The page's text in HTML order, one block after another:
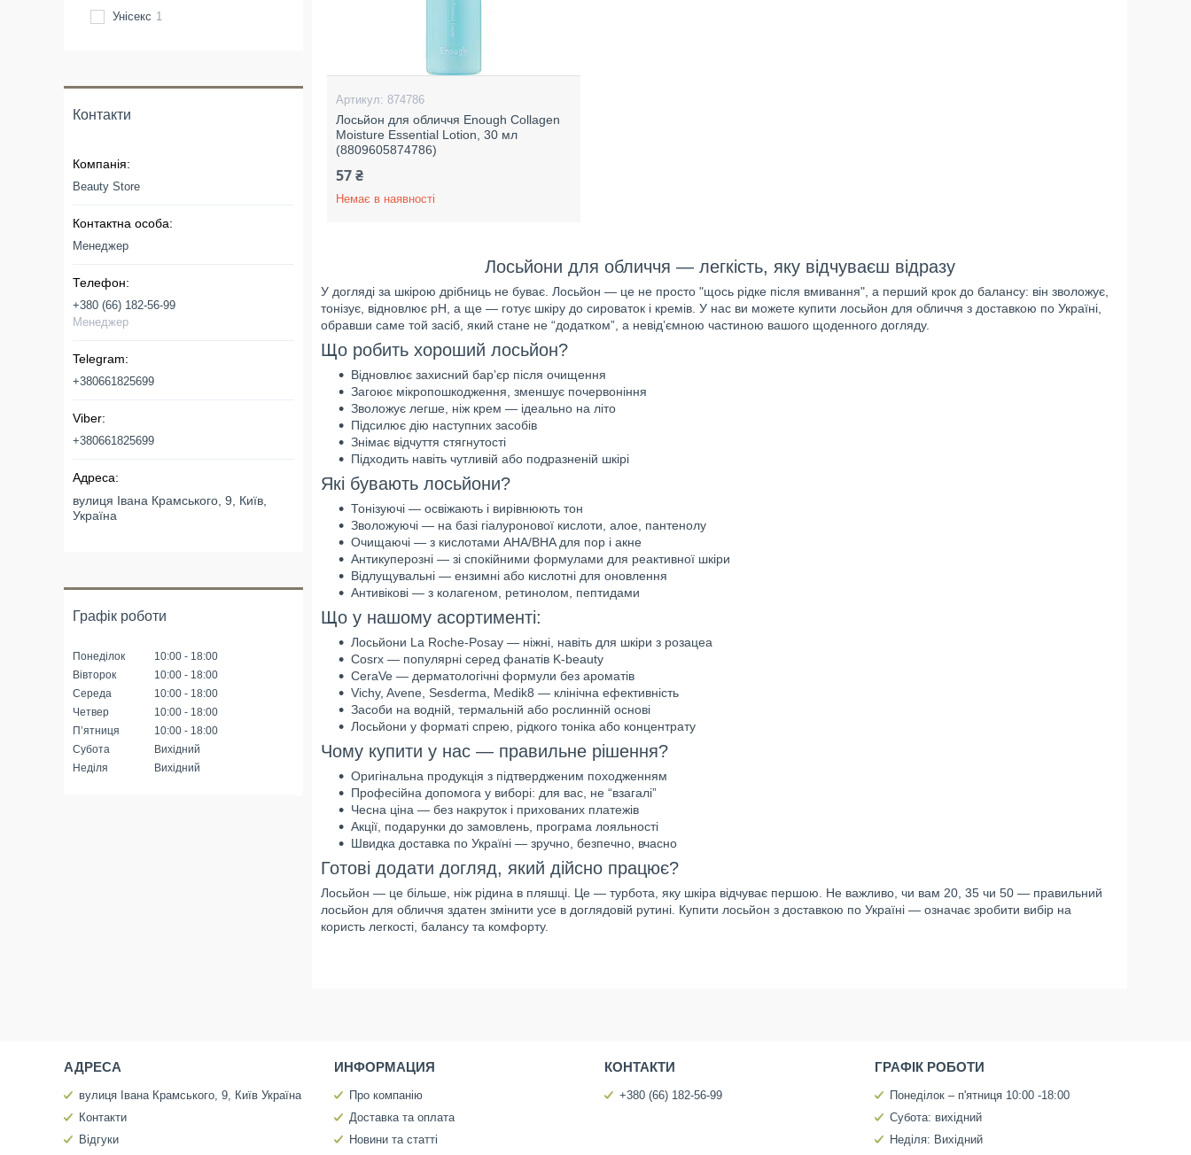
874786
Лосьйон для обличчя Enough Collagen
Moisture Essential Lotion, 30 мл
(8809605874786)
57 ₴
Немає в наявності
Лосьйони для обличчя — легкість, яку відчуваєш відразу
У догляді за шкірою дрібниць не буває. Лосьйон — це не просто "щось рідке після вмивання", а перший крок до балансу: він зволожує,
тонізує, відновлює pH, а ще — готує шкіру до сироваток і кремів. У нас ви можете купити лосьйон для обличчя з доставкою по Україні,
обравши саме той засіб, який стане не “додатком”, а невід’ємною частиною вашого щоденного догляду.
Що робить хороший лосьйон?
Відновлює захисний барʼєр після очищення
Загоює мікропошкодження, зменшує почервоніння
Зволожує легше, ніж крем — ідеально на літо
Підсилює дію наступних засобів
Знімає відчуття стягнутості
Підходить навіть чутливій або подразненій шкірі
Які бувають лосьйони?
Тонізуючі — освіжають і вирівнюють тон
Зволожуючі — на базі гіалуронової кислоти, алое, пантенолу
Очищаючі — з кислотами AHA/BHA для пор і акне
Антикуперозні — зі спокійними формулами для реактивної шкіри
Відлущувальні — ензимні або кислотні для оновлення
Антивікові — з колагеном, ретинолом, пептидами
Що у нашому асортименті:
Лосьйони La Roche-Posay — ніжні, навіть для шкіри з розацеа
Cosrx — популярні серед фанатів K-beauty
CeraVe — дерматологічні формули без ароматів
Vichy, Avene, Sesderma, Medik8 — клінічна ефективність
Засоби на водній, термальній або рослинній основі
Лосьйони у форматі спрею, рідкого тоніка або концентрату
Чому купити у нас — правильне рішення?
Оригінальна продукція з підтвердженим походженням
Професійна допомога у виборі: для вас, не “взагалі”
Чесна ціна — без накруток і прихованих платежів
Акції, подарунки до замовлень, програма лояльності
Швидка доставка по Україні — зручно, безпечно, вчасно
Готові додати догляд, який дійсно працює?
Лосьйон — це більше, ніж рідина в пляшці. Це — турбота, яку шкіра відчуває першою. Не важливо, чи вам 20, 35 чи 50 — правильний
лосьйон для обличчя здатен змінити усе в доглядовій рутині. Купити лосьйон з доставкою по Україні — означає зробити вибір на
користь легкості, балансу та комфорту.
Унісекс 1
Контакти
Beauty Store
Менеджер
+380 (66) 182-56-99
Менеджер
+380661825699
+380661825699
вулиця Івана Крамського, 9, Київ,
Україна
Графік роботи
Понеділок 10:00
18:00
Вівторок
10:00
18:00
Середа
10:00
18:00
Четвер
10:00
18:00
Пʼятниця
10:00
18:00
Субота
Вихідний
Неділя
Вихідний
АДРЕСА
вулиця Івана Крамського, 9, Київ Україна
Контакти
Відгуки
ИНФОРМАЦИЯ
Про компанію
Доставка та оплата
Новини та статті
КОНТАКТИ
+380 (66) 182-56-99
ГРАФІК РОБОТИ
Понеділок – п'ятниця 10:00 -18:00
Субота: вихідний
Неділя: Вихідний